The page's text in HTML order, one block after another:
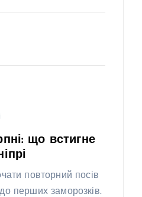
що встигне
повторний посів
перших заморозків.